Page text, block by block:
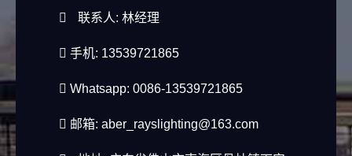
联系人: 林经理
手机: 13539721865
Whatsapp: 0086-13539721865
邮箱: aber_rayslighting@163.com